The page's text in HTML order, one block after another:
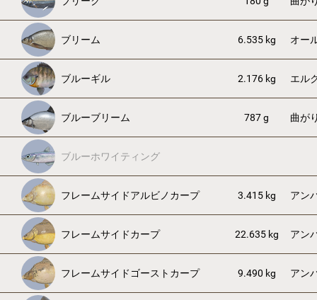
ブリーム 6.535 kg オー
ブルーギル 2.176 kg エル
ブルーブリーム 787 g 曲が
ブルーホワイティング
フレームサイドアルビノカープ 3.415 kg アン
フレームサイドカープ 22.635 kg アン
フレームサイドゴーストカープ 9.490 kg アン